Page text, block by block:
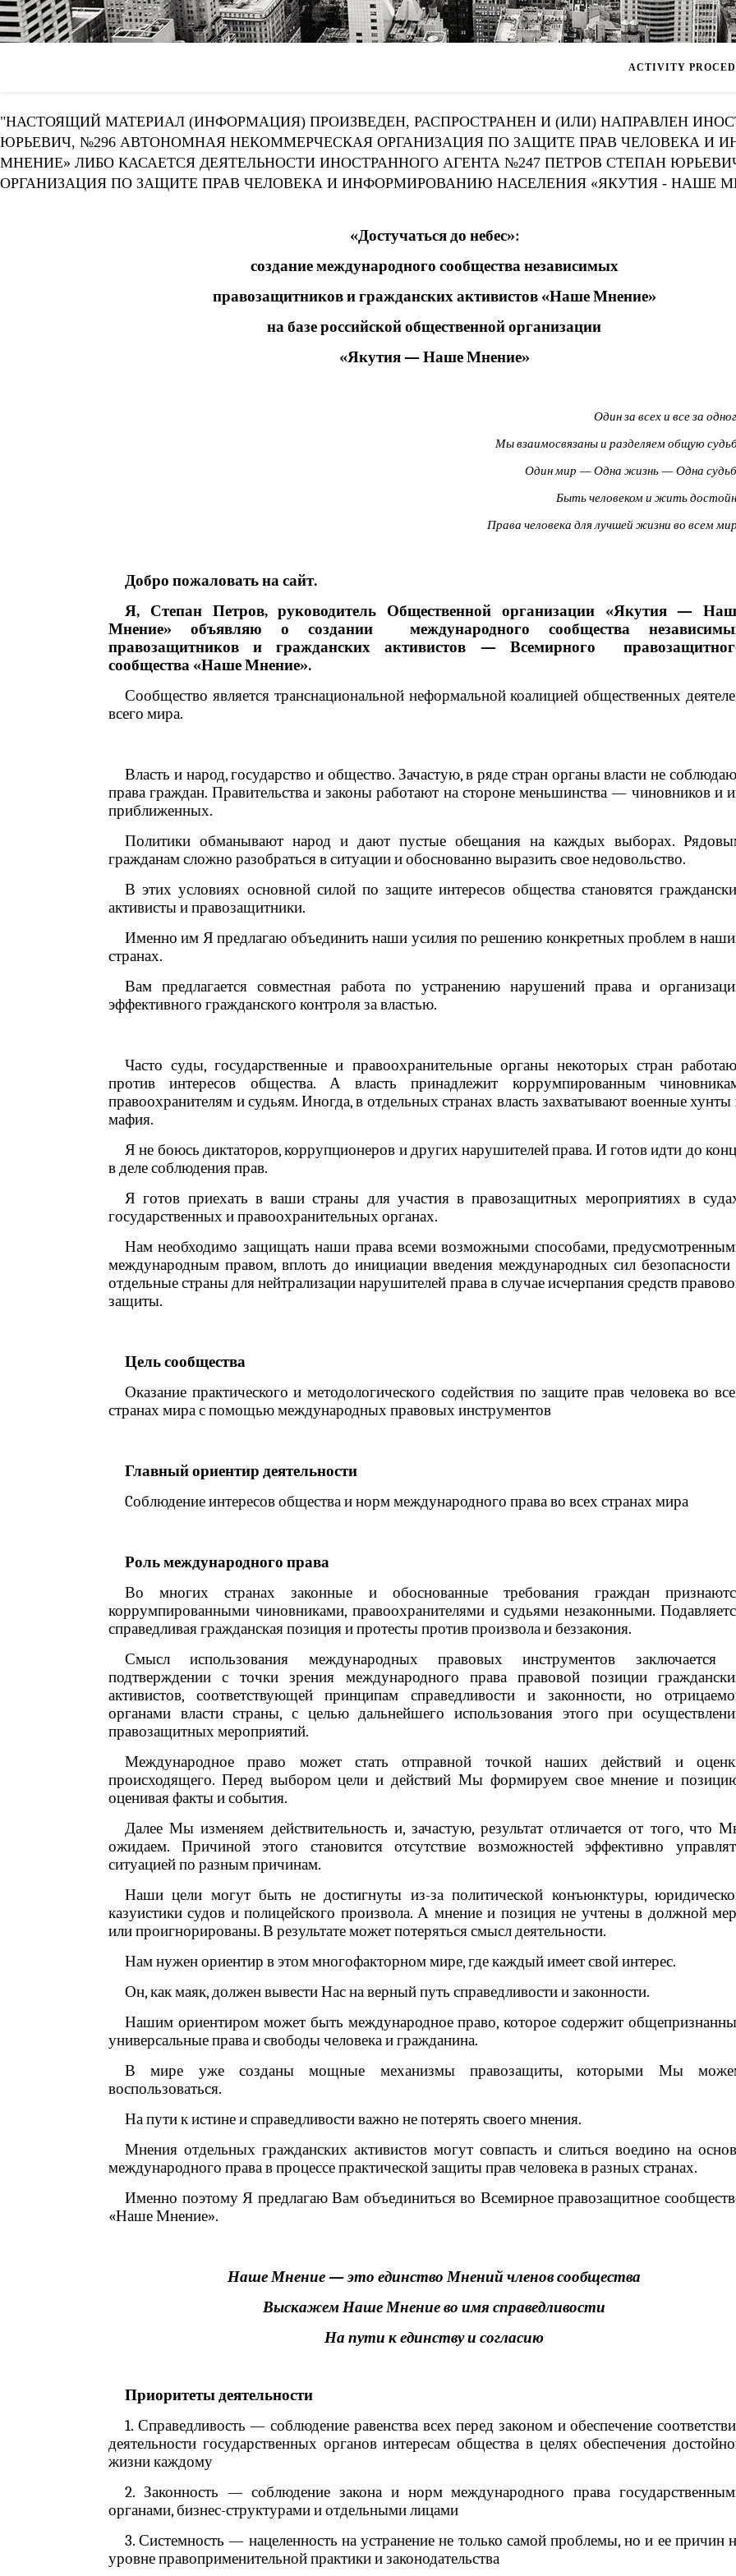
ACTIVITY
"НАСТОЯЩИЙ МАТЕРИАЛ (ИНФОРМАЦИЯ) ПРОИЗВЕДЕН, РАСПРОСТРАНЕН И (ИЛИ) НАПРАВЛЕН
ЮРЬЕВИЧ, №296 АВТОНОМНАЯ НЕКОММЕРЧЕСКАЯ ОРГАНИЗАЦИЯ ПО ЗАЩИТЕ ПРАВ ЧЕЛОВЕКА И
МНЕНИЕ» ЛИБО КАСАЕТСЯ ДЕЯТЕЛЬНОСТИ ИНОСТРАННОГО АГЕНТА №247 ПЕТРОВ СТЕПАН
ОРГАНИЗАЦИЯ ПО ЗАЩИТЕ ПРАВ ЧЕЛОВЕКА И ИНФОРМИРОВАНИЮ НАСЕЛЕНИЯ «ЯКУТИЯ - НАШЕ
«Достучаться до небес»:
создание международного сообщества независимых
правозащитников и гражданских активистов «Наше Мнение»
на базе российской общественной организации
«Якутия — Наше Мнение»
Один за всех и все за
Мы взаимосвязаны и разделяем общую
Один мир — Одна жизнь — Одна
Быть человеком и жить
Права человека для лучшей жизни во всем
Добро пожаловать на сайт.
Я, Степан Петров, руководитель Общественной организации «Якутия —
Мнение» объявляю о создании международного сообщества
правозащитников и гражданских активистов — Всемирного
сообщества «Наше Мнение».
Сообщество является транснациональной неформальной коалицией общественных
всего мира.
Власть и народ, государство и общество. Зачастую, в ряде стран органы власти не
права граждан. Правительства и законы работают на стороне меньшинства — чиновников и
приближенных.
Политики обманывают народ и дают пустые обещания на каждых выборах.
гражданам сложно разобраться в ситуации и обоснованно выразить свое недовольство.
В этих условиях основной силой по защите интересов общества становятся
активисты и правозащитники.
Именно им Я предлагаю объединить наши усилия по решению конкретных проблем в
странах.
Вам предлагается совместная работа по устранению нарушений права и
эффективного гражданского контроля за властью.
Часто суды, государственные и правоохранительные органы некоторых стран
против интересов общества. А власть принадлежит коррумпированным
правоохранителям и судьям. Иногда, в отдельных странах власть захватывают военные хунты
мафия.
Я не боюсь диктаторов, коррупционеров и других нарушителей права. И готов идти до
в деле соблюдения прав.
Я готов приехать в ваши страны для участия в правозащитных мероприятиях в
государственных и правоохранительных органах.
Нам необходимо защищать наши права всеми возможными способами,
международным правом, вплоть до инициации введения международных сил безопасности
отдельные страны для нейтрализации нарушителей права в случае исчерпания средств
защиты.
Цель сообщества
Оказание практического и методологического содействия по защите прав человека во
странах мира с помощью международных правовых инструментов
Главный ориентир деятельности
Cоблюдение интересов общества и норм международного права во всех странах мира
Роль международного права
Во многих странах законные и обоснованные требования граждан
коррумпированными чиновниками, правоохранителями и судьями незаконными.
справедливая гражданская позиция и протесты против произвола и беззакония.
Смысл использования международных правовых инструментов заключается
подтверждении с точки зрения международного права правовой позиции
активистов, соответствующей принципам справедливости и законности, но
органами власти страны, с целью дальнейшего использования этого при
правозащитных мероприятий.
Международное право может стать отправной точкой наших действий и
происходящего. Перед выбором цели и действий Мы формируем свое мнение и
оценивая факты и события.
Далее Мы изменяем действительность и, зачастую, результат отличается от того, что
ожидаем. Причиной этого становится отсутствие возможностей эффективно
ситуацией по разным причинам.
Наши цели могут быть не достигнуты из-за политической конъюнктуры,
казуистики судов и полицейского произвола. А мнение и позиция не учтены в должной
или проигнорированы. В результате может потеряться смысл деятельности.
Нам нужен ориентир в этом многофакторном мире, где каждый имеет свой интерес.
Он, как маяк, должен вывести Нас на верный путь справедливости и законности.
Нашим ориентиром может быть международное право, которое содержит
универсальные права и свободы человека и гражданина.
В мире уже созданы мощные механизмы правозащиты, которыми Мы
воспользоваться.
На пути к истине и справедливости важно не потерять своего мнения.
Мнения отдельных гражданских активистов могут совпасть и слиться воедино на
международного права в процессе практической защиты прав человека в разных странах.
Именно поэтому Я предлагаю Вам объединиться во Всемирное правозащитное
«Наше Мнение».
Наше Мнение — это единствоМнений членов сообщества
Выскажем Наше Мнение во имя справедливости
На пути к единству и согласию
Приоритеты деятельности
1. Справедливость — соблюдение равенства всех перед законом и обеспечение
деятельности государственных органов интересам общества в целях обеспечения
жизни каждому
2. Законность — соблюдение закона и норм международного права
органами, бизнес-структурами и отдельными лицами
3. Системность — нацеленность на устранение не только самой проблемы, но и ее причин
уровне правоприменительной практики и законодательства